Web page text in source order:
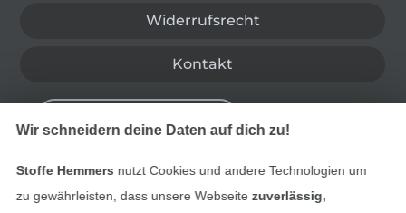
Widerrufsrecht
Kontakt
Finde mehr Inspiration
Wir schneidern deine Daten auf dich zu!
Stoffe Hemmers nutzt Cookies und andere Technologien um
zu gewährleisten, dass unsere Webseite zuverlässig,